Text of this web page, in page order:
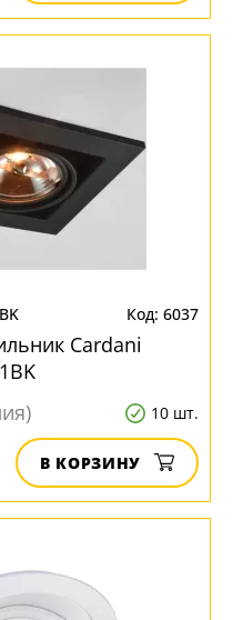
6037
Cardani
10 шт.
В КОРЗИНУ